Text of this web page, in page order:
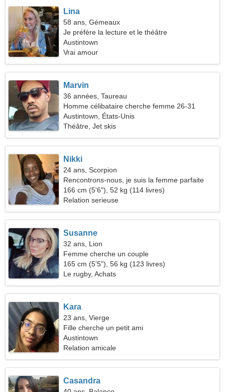
Lina
58 ans, Gémeaux
Je préfère la lecture et le théâtre
Austintown
Vrai amour
Marvin
36 années, Taureau
Homme célibataire cherche femme 26-31
Austintown, États-Unis
Théâtre, Jet skis
Nikki
24 ans, Scorpion
Rencontrons-nous, je suis la femme parfaite
166 cm (5'6"), 52 kg (114 livres)
Relation serieuse
Susanne
32 ans, Lion
Femme cherche un couple
165 cm (5'5"), 56 kg (123 livres)
Le rugby, Achats
Kara
23 ans, Vierge
Fille cherche un petit ami
Austintown
Relation amicale
Casandra